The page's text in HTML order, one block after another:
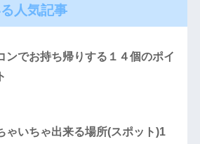
人気記事
ンでお持ち帰りする１４個のポイ
ゃいちゃ出来る場所(スポット)1